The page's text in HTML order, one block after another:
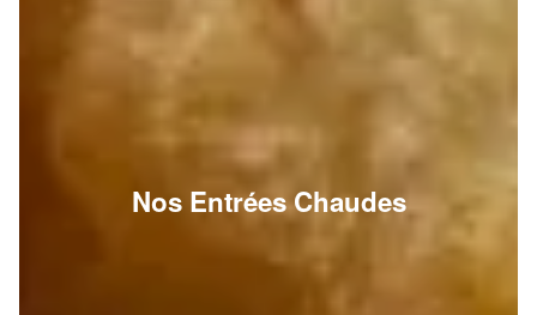
Nos Entrées Chaudes